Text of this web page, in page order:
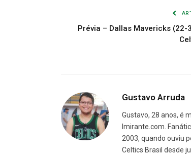
Prévia – Dallas Mavericks (22-
Gustavo Arruda
Gustavo, 28 anos, é
Imirante.com.
2003, quando ouviu
Celtics Brasil desde